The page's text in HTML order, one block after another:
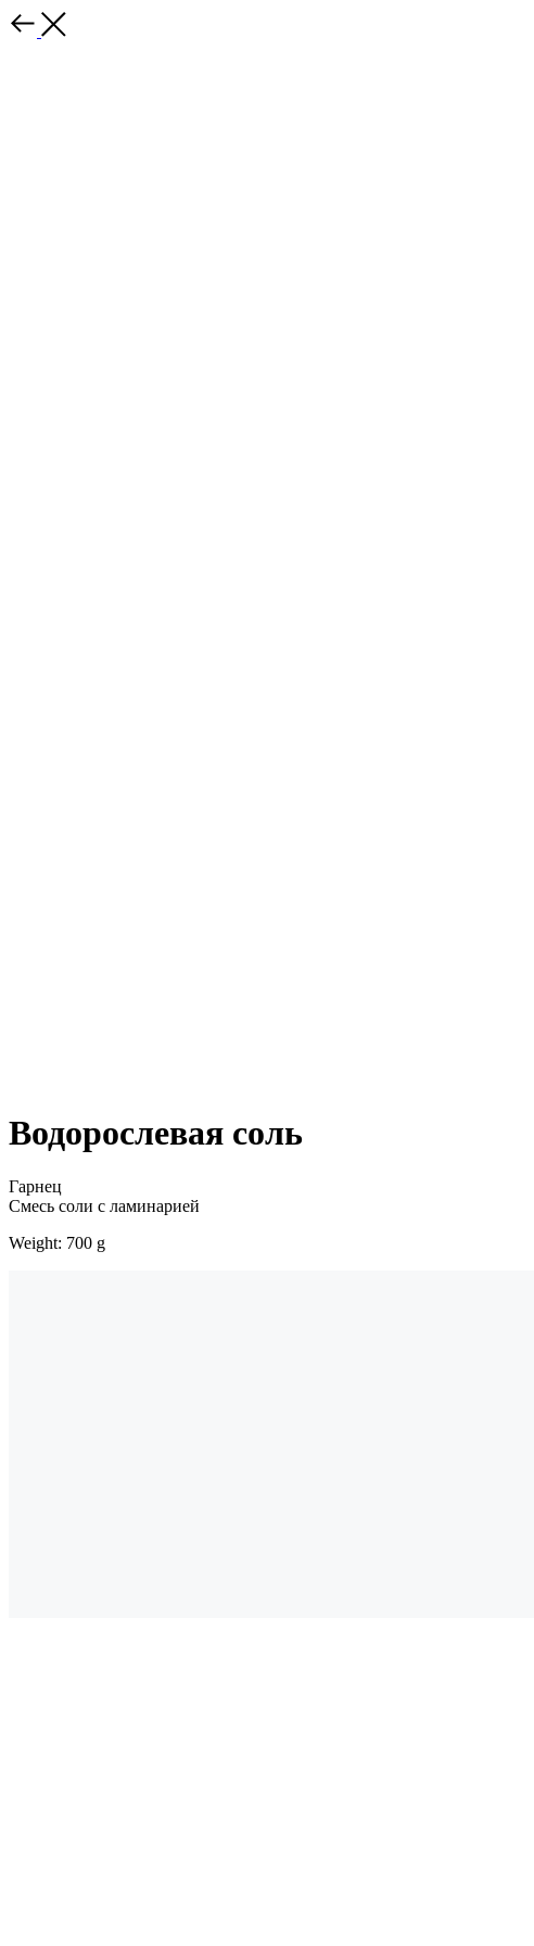
Водорослевая соль
Гарнец
Смесь соли с ламинарией
Weight: 700 g